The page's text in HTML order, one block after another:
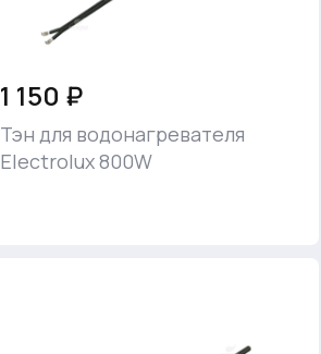
1 150 ₽
Тэн для водонагревателя
Electrolux 800W